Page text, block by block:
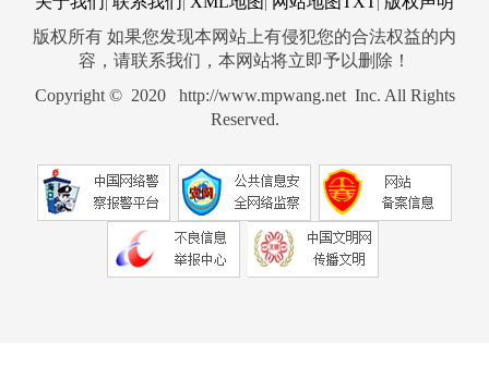
版权所有 如果您发现本网站上有侵犯您的合法权益的内
容，请联系我们，本网站将立即予以删除！
Copyright © 2020 http://www.mpwang.net Inc. All Rights
Reserved.